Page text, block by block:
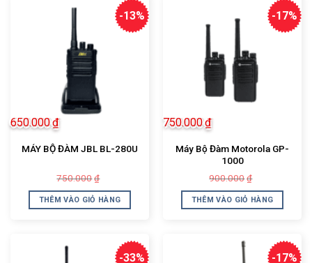
-13%
MÁY BỘ ĐÀM JBL BL-280U
750.000 ₫
là:
750.000₫.
650.000₫
tại
là:
THÊM VÀO GIỎ HÀNG
-17%
Máy Bộ Đàm Motorola GP-
1000
900.000 ₫
là:
900.000₫.
750.000₫
tại
là:
THÊM VÀO GIỎ HÀNG
-33% -17%